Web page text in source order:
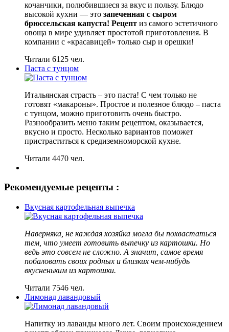
кочанчики, полюбившиеся за вкус и пользу. Блюдо
высокой кухни — это запеченная с сыром
брюссельская капуста! Рецепт из самого эстетичного
овоща в мире удивляет простотой приготовления. В
компании с «красавицей» только сыр и орешки!
Читали 6125 чел.
Паста с тунцом
Итальянская страсть – это паста! С чем только не
готовят «макароны». Простое и полезное блюдо – паста
с тунцом, можно приготовить очень быстро.
Разнообразить меню таким рецептом, оказывается,
вкусно и просто. Несколько вариантов поможет
пристраститься к средиземноморской кухне.
Читали 4470 чел.
Рекомендуемые рецепты :
Вкусная картофельная выпечка
Наверняка, не каждая хозяйка могла бы похвастаться
тем, что умеет готовить выпечку из картошки. Но
ведь это совсем не сложно. А значит, самое время
побаловать своих родных и близких чем-нибудь
вкусненьким из картошки.
Читали 7546 чел.
Лимонад лавандовый
Напитку из лаванды много лет. Своим происхождением